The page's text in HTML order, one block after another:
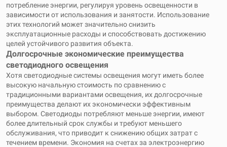
потребление энергии, регулируя уровень освещенности в
зависимости от использования и занятости. Использование
этих технологий может значительно снизить
эксплуатационные расходы и способствовать достижению
целей устойчивого развития объекта.
Долгосрочные экономические преимущества
светодиодного освещения
Хотя светодиодные системы освещения могут иметь более
высокую начальную стоимость по сравнению с
традиционными вариантами освещения, их долгосрочные
преимущества делают их экономически эффективным
выбором. Светодиоды потребляют меньше энергии, имеют
более длительный срок службы и требуют меньшего
обслуживания, что приводит к снижению общих затрат с
течением времени. Экономия на счетах за электроэнергию